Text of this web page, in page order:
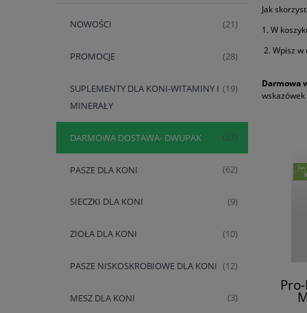
NOWOŚCI (21)
PROMOCJE (28)
SUPLEMENTY DLA KONI-WITAMINY I
MINERAŁY
(19)
DARMOWA DOSTAWA- DWUPAK (27)
PASZE DLA KONI (62)
SIECZKI DLA KONI (9)
ZIOŁA DLA KONI (10)
PASZE NISKOSKROBIOWE DLA KONI (12)
MESZ DLA KONI (3)
Jak
1. W
2. Wpisz w
Darmowa
wskazówek